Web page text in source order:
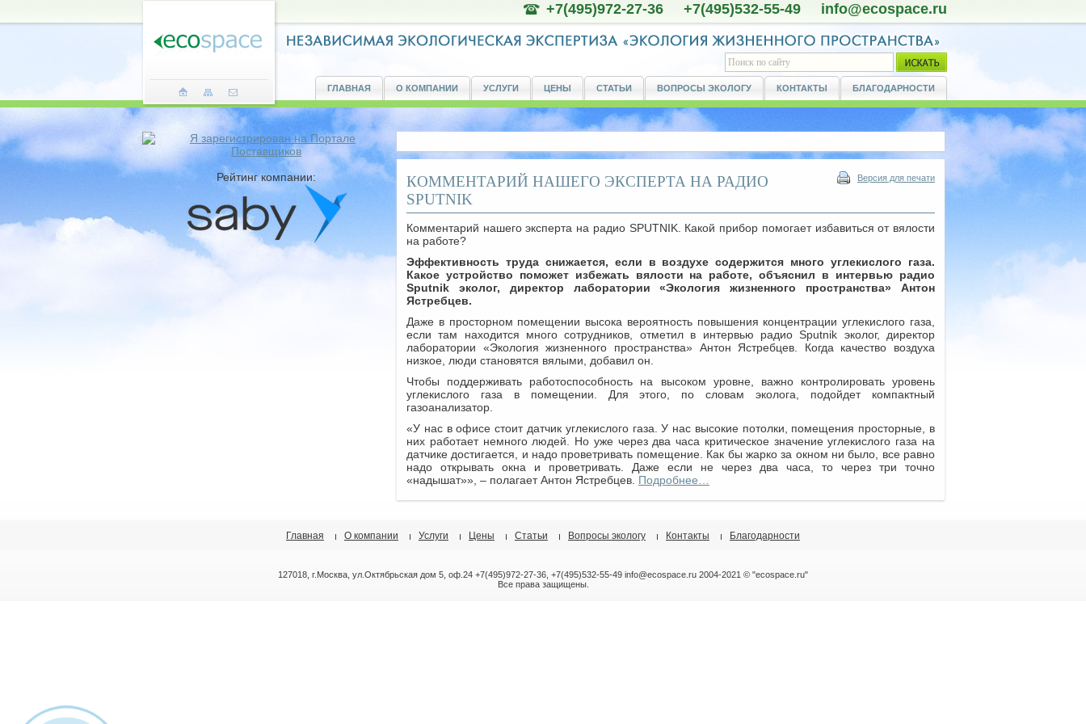
+7(495)972-27-36 +7(495)532-55-49 info@ecospace.ru
ГЛАВНАЯ О КОМПАНИИ УСЛУГИ ЦЕНЫ СТАТЬИ ВОПРОСЫ ЭКОЛОГУ КОНТАКТЫ БЛАГОДАРНОСТИ
Версия для печати
КОММЕНТАРИЙ НАШЕГО ЭКСПЕРТА НА РАДИО
SPUTNIK
Комментарий нашего эксперта на радио SPUTNIK. Какой прибор помогает избавиться от вялости
на работе?
Эффективность труда снижается, если в воздухе содержится много углекислого газа.
Какое устройство поможет избежать вялости на работе, объяснил в интервью радио
Sputnik эколог, директор лаборатории «Экология жизненного пространства» Антон
Ястребцев.
Даже в просторном помещении высока вероятность повышения концентрации углекислого газа,
если там находится много сотрудников, отметил в интервью радио Sputnik эколог, директор
лаборатории «Экология жизненного пространства» Антон Ястребцев. Когда качество воздуха
низкое, люди становятся вялыми, добавил он.
Чтобы поддерживать работоспособность на высоком уровне, важно контролировать уровень
углекислого газа в помещении. Для этого, по словам эколога, подойдет компактный
газоанализатор.
«У нас в офисе стоит датчик углекислого газа. У нас высокие потолки, помещения просторные, в
них работает немного людей. Но уже через два часа критическое значение углекислого газа на
датчике достигается, и надо проветривать помещение. Как бы жарко за окном ни было, все равно
надо открывать окна и проветривать. Даже если не через два часа, то через три точно
«надышат»», – полагает Антон Ястребцев. Подробнее…
Рейтинг компании:
Главная О компании Услуги Цены Статьи Вопросы экологу Контакты Благодарности
127018, г.Москва, ул.Октябрьская дом 5, оф.24 +7(495)972-27-36, +7(495)532-55-49 info@ecospace.ru 2004-2021 © "ecospace.ru"
Все права защищены.